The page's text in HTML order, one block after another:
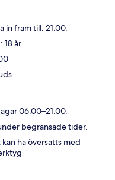
in fram till: 21.00.
18 år
06.00–21.00.
begränsade tider.
ha översatts med